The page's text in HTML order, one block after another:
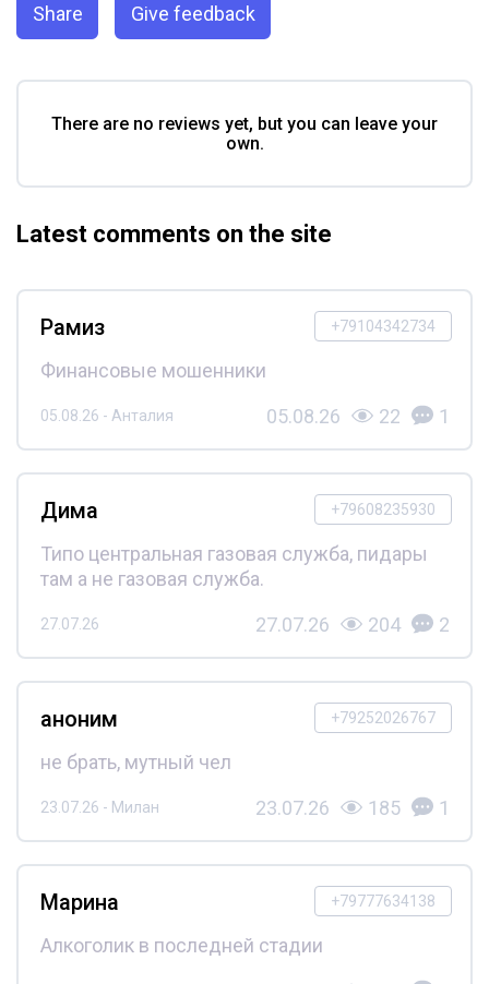
Share Give feedback
There are no reviews yet, but you can leave your
own.
Latest comments on the site
+79104342734
Рамиз
Финансовые мошенники
05.08.26 - Анталия 05.08.26 22 1
+79608235930
Дима
Типо центральная газовая служба, пидары
там а не газовая служба.
27.07.26 27.07.26 204 2
+79252026767
аноним
не брать, мутный чел
23.07.26 - Милан 23.07.26 185 1
+79777634138
Марина
Алкоголик в последней стадии